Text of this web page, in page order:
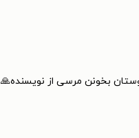
بخونن مرسی از نویسنده🙏